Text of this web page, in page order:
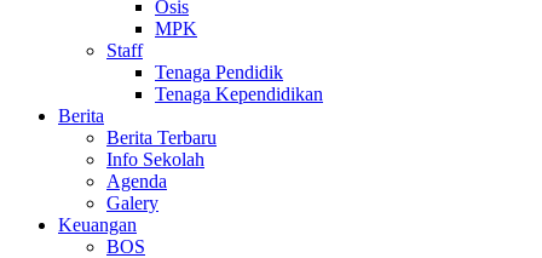
Osis
MPK
Staff
Tenaga Pendidik
Tenaga Kependidikan
Berita
Berita Terbaru
Info Sekolah
Agenda
Galery
Keuangan
BOS